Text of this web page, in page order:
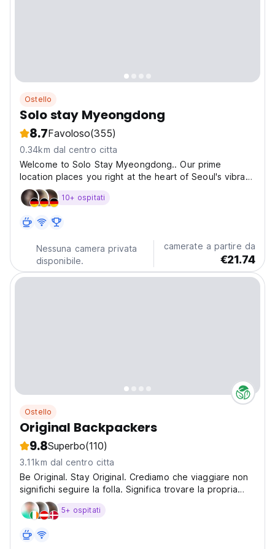
Ostello
Solo stay Myeongdong
8.7Favoloso(355)
0.34km dal centro citta
Welcome to Solo Stay Myeongdong.. Our prime
location places you right at the heart of Seoul's vibrant
Myeongdong District, just a stone's throw away from
the bustling Young Plaza and the renowned Lotte
for...
10+ ospitati
Nessuna camera privata
disponibile.
camerate a partire da
€21.74
Ostello
Original Backpackers
9.8Superbo(110)
3.11km dal centro citta
Be Original. Stay Original. Crediamo che viaggiare non
significhi seguire la folla. Significa trovare la propria
strada. La tua versione di Seoul inizia qui. E noi siamo
qui per far parte di quel viaggio. Original Backpackers
5+ ospitati